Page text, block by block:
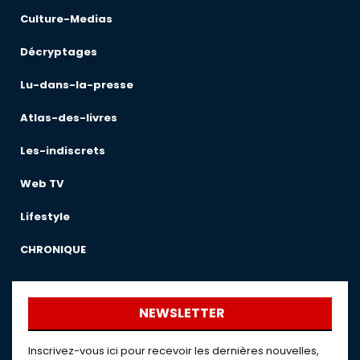
Culture-Medias
Décryptages
Lu-dans-la-presse
Atlas-des-livres
Les-indiscrets
Web TV
Lifestyle
CHRONIQUE
NEWSLETTER
Inscrivez-vous ici pour recevoir les dernières nouvelles,